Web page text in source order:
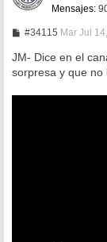
Mensajes:
#34115M
n
s
a
e
Mar Jul
JM- Dice en el
sorpresa y que no